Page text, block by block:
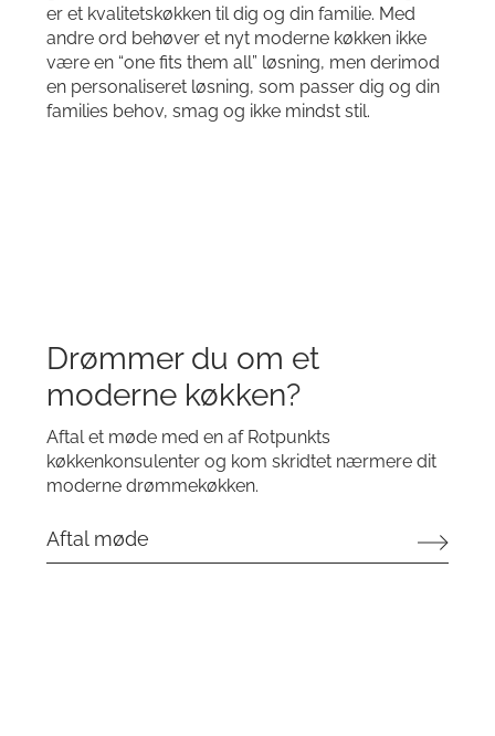
er et kvalitetskøkken til dig og din familie. Med
andre ord behøver et nyt moderne køkken ikke
være en “one fits them all” løsning, men derimod
en personaliseret løsning, som passer dig og din
families behov, smag og ikke mindst stil.
Drømmer du om et
moderne køkken?
Aftal et møde med en af Rotpunkts
køkkenkonsulenter og kom skridtet nærmere dit
moderne drømmekøkken.
Aftal møde